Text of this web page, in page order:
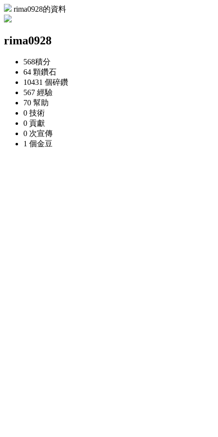
rima0928的資料
rima0928
568積分
64 顆鑽石
10431 個碎鑽
567 經驗
70 幫助
0 技術
0 貢獻
0 次宣傳
1 個金豆